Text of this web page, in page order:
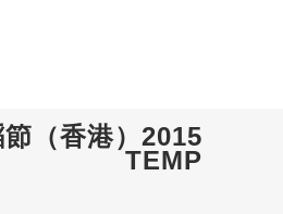
（香港）2015
TEMP